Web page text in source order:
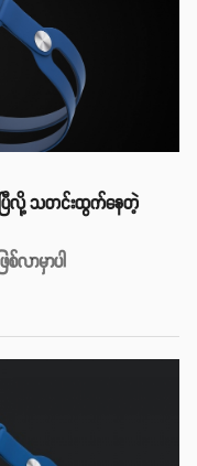
ြီလို့ သတင်းထွက်နေတဲ့
လာမှာပါ